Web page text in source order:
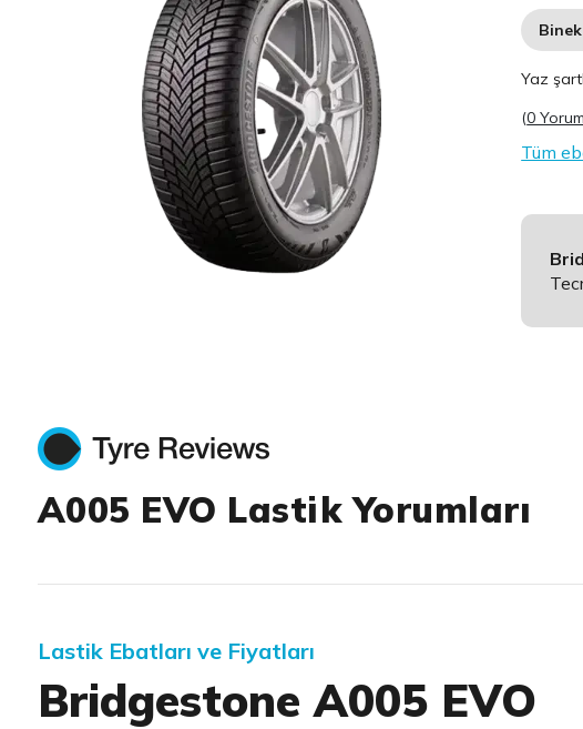
Yaz
(0
Tüm
A005 EVO Lastik Yorumları
Lastik Ebatları ve Fiyatları
Bridgestone A005 EVO